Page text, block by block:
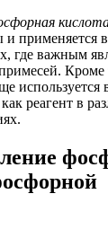
применяется
где важным
Кроме
используется
реагент в